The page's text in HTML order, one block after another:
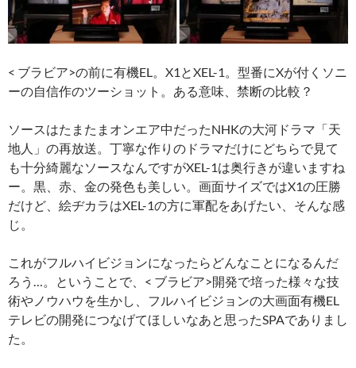
< ブラビア>の前に有機EL。X1とXEL-1。型番にXが付くソニ
ーの自信作のツーショット。ある意味、禁断の比較？
ソースはたまたまオンエア中だったNHKの大河ドラマ「天
地人」の再放送。丁寧な作りのドラマだけにどちらで見て
も十分綺麗なソースなんですがXEL-1は奥行きが違いますね
ー。黒、赤、金の発色も美しい。画面サイズではX1の圧勝
だけど、絵ヂカラはXEL-1の方に軍配をあげたい、そんな感
じ。
これがフルハイビジョンになったらどんなことになるんだ
ろう…。ということで、< ブラビア>開発で培った様々な技
術やノウハウを生かし、フルハイビジョンの大画面有機EL
テレビの開発につなげてほしいなあと思ったSPAでありまし
た。